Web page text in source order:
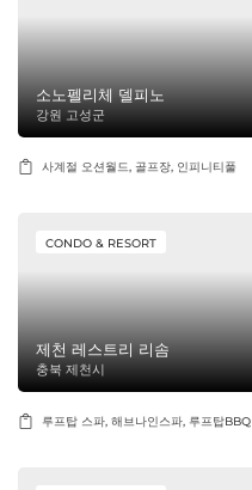
소노펠리체 델피노
강원 고성군
사계절 오션월드, 골프장, 인피니티풀
CONDO & RESORT
제천 레스트리 리솜
충북 제천시
루프탑 스파, 해브나인스파, 루프탑BBQ